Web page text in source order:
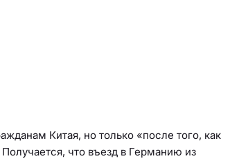
Китая, но только «после того, как
что въезд в Германию из